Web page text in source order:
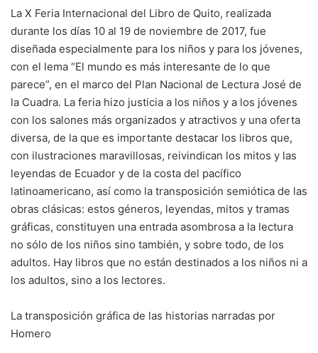
La X Feria Internacional del Libro de Quito, realizada
durante los días 10 al 19 de noviembre de 2017, fue
diseñada especialmente para los niños y para los jóvenes,
con el lema “El mundo es más interesante de lo que
parece”, en el marco del Plan Nacional de Lectura José de
la Cuadra. La feria hizo justicia a los niños y a los jóvenes
con los salones más organizados y atractivos y una oferta
diversa, de la que es importante destacar los libros que,
con ilustraciones maravillosas, reivindican los mitos y las
leyendas de Ecuador y de la costa del pacífico
latinoamericano, así como la transposición semiótica de las
obras clásicas: estos géneros, leyendas, mitos y tramas
gráficas, constituyen una entrada asombrosa a la lectura
no sólo de los niños sino también, y sobre todo, de los
adultos. Hay libros que no están destinados a los niños ni a
los adultos, sino a los lectores.
La transposición gráfica de las historias narradas por
Homero